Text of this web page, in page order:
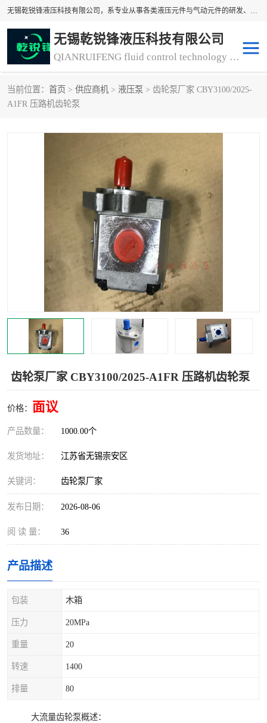
无锡乾锐锋液压科技有限公司，系专业从事各类液压元件与气动元件的研发、生产和销售业务为一体的生产型齿轮泵厂家、液压齿轮泵厂家。主要生产销售风冷式冷却器、液压油风冷却器，冷却器厂家直销、齿轮泵型号、齿轮泵厂家排名详情可来电咨询！
无锡乾锐锋液压科技有限公司
QIANRUIFENG fluid control technology co. LTD
当前位置： 首页 > 供应商机 > 液压泵 > 齿轮泵厂家 CBY3100/2025-
A1FR 压路机齿轮泵
齿轮泵厂家 CBY3100/2025-A1FR 压路机齿轮泵
价格： 面议
产品数量： 1000.00个
发货地址： 江苏省无锡崇安区
关键词： 齿轮泵厂家
发布日期： 2026-08-06
阅 读 量： 36
产品描述
包装 木箱
压力 20MPa
重量 20
转速 1400
排量 80
大流量齿轮泵概述：
液压泵
冷却器厂家直销 过滤器
气动元器件